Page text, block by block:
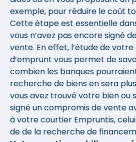
exemple, pour réduire le coût
Cette étape est essentielle
vous n’avez pas encore signé
vente. En effet, l’étude de
d’emprunt vous permet de
combien les banques
recherche de biens en sera
vous avez trouvé votre bien ou
signé un compromis de vente
à votre courtier Empruntis,
de de la recherche de